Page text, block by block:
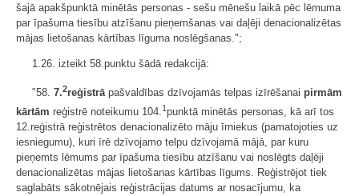
šajā apakšpunktā minētās personas - sešu mēnešu laikā pēc lēmuma
par īpašuma tiesību atzīšanu pieņemšanas vai daļēji denacionalizētas
mājas lietošanas kārtības līguma noslēgšanas.";
1.26. izteikt 58.punktu šādā redakcijā:
"58. 7.2reģistrāpašvaldības dzīvojamās telpas izīrēšanai pirmām
kārtām reģistrē noteikumu 104. 1punktā minētās personas, kā arī tos
12.reģistrā reģistrētos denacionalizēto māju īrniekus (pamatojoties uz
iesniegumu), kuri īrē dzīvojamo telpu dzīvojamā mājā, par kuru
pieņemts lēmums par īpašuma tiesību atzīšanu vai noslēgts daļēji
denacionalizētas mājas lietošanas kārtības līgums. Reģistrējot tiek
saglabāts sākotnējais reģistrācijas datums ar nosacījumu, ka